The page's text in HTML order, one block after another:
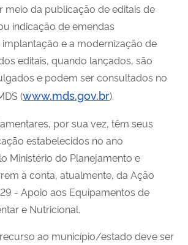
meio da publicação de editais de
indicação de emendas
e a modernização de
editais, quando lançados, são
e podem ser consultados no
(www.mds.gov.br).
por sua vez, têm seus
estabelecidos no ano
Ministério do Planejamento e
à conta, atualmente, da Ação
- Apoio aos Equipamentos de
e Nutricional.
ao município/estado deve ser